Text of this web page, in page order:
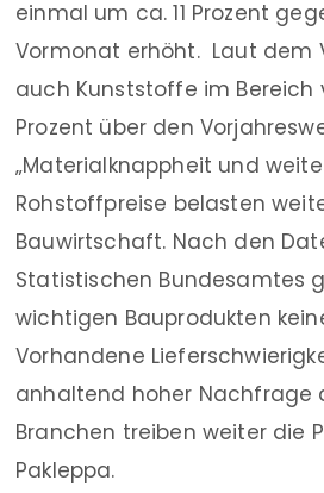
einmal um ca. 11 Prozent
Vormonat erhöht. Laut dem
auch Kunststoffe im Bereich
Prozent über den
„Materialknappheit und
Rohstoffpreise belasten
Bauwirtschaft. Nach den
Statistischen Bundesamtes
wichtigen Bauprodukten
Vorhandene
anhaltend hoher Nachfrage
Branchen treiben weiter die
Pakleppa.